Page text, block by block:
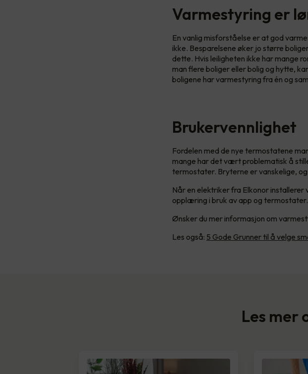
Varmestyring er
En vanlig misforståelse er at god
ikke. Besparelsene øker jo større
dette. Hvis leiligheten ikke har mange
man flere boliger eller bolig og hytte,
boligene har varmestyring fra én og
Brukervennlighet
Fordelen med de nye termostatene
mange har det vært problematisk å
termostater. Bryterne er vanskelige,
Når en elektriker fra Elkonor
opplæring i bruk av app og
Ønsker du mer informasjon om
Les også: 5 Gode Grunner til å velge
Les mer